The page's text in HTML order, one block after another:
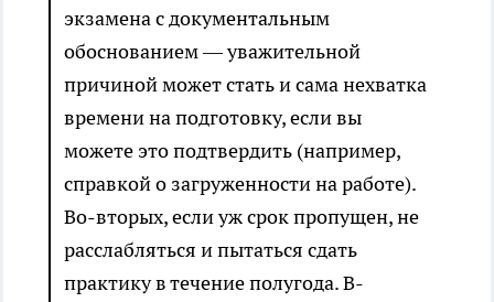
экзамена с документальным
обоснованием — уважительной
причиной может стать и сама нехватка
времени на подготовку, если вы
можете это подтвердить (например,
справкой о загруженности на работе).
Во-вторых, если уж срок пропущен, не
расслабляться и пытаться сдать
практику в течение полугода. В-